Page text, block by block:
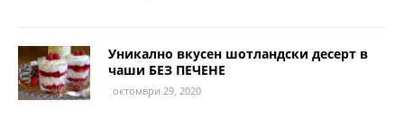
Уникално вкусен шотландски десерт в
чаши БЕЗ ПЕЧЕНЕ
октомври 29, 2020